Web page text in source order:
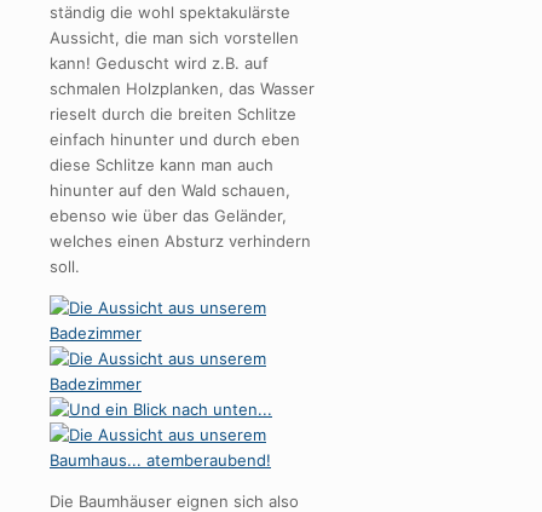
ständig die wohl spektakulärste
Aussicht, die man sich vorstellen
kann! Geduscht wird z.B. auf
schmalen Holzplanken, das Wasser
rieselt durch die breiten Schlitze
einfach hinunter und durch eben
diese Schlitze kann man auch
hinunter auf den Wald schauen,
ebenso wie über das Geländer,
welches einen Absturz verhindern
soll.
Die Baumhäuser eignen sich also